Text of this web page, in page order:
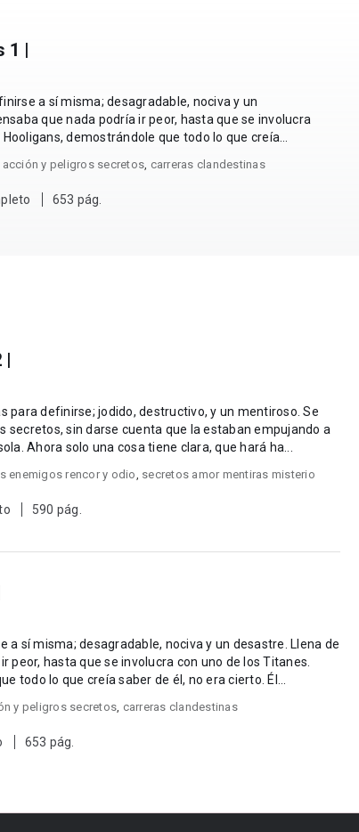
1 |
a sí misma; desagradable, nociva y un
demostrándole que todo lo que creía
acción y peligros secretos, carreras clandestinas
653 pág.
|
definirse; jodido, destructivo, y un mentiroso. Se
secretos, sin darse cuenta que la estaban empujando a
Ahora solo una cosa tiene clara, que hará ha...
enemigos rencor y odio, secretos amor mentiras misterio
590 pág.
sí misma; desagradable, nociva y un desastre. Llena de
todo lo que creía saber de él, no era cierto. Él...
y peligros secretos, carreras clandestinas
653 pág.